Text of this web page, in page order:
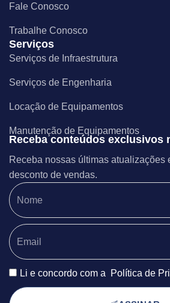
Fale Conosco
Trabalhe Conosco
Serviços
Serviços de Infraestrutura
Serviços de Engenharia
Locação de Equipamentos
Manutenção de Equipamentos
Receba conteúdos exclusivos
Receba nossas últimas atualizações
desconto de vendas.
Li e concordo com a Política de